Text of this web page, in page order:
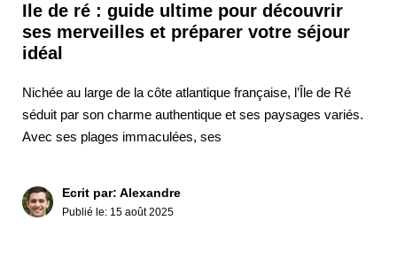
Ile de ré : guide ultime pour découvrir
ses merveilles et préparer votre séjour
idéal
Nichée au large de la côte atlantique française, l’Île de Ré
séduit par son charme authentique et ses paysages variés.
Avec ses plages immaculées, ses
Ecrit par: Alexandre
Publié le: 15 août 2025